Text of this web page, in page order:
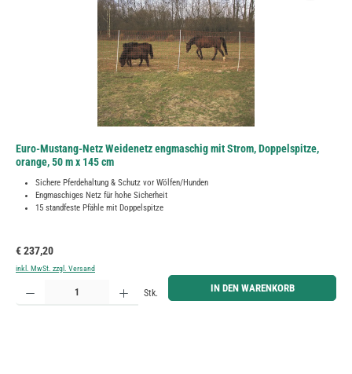
Euro-Mustang-Netz Weidenetz engmaschig mit Strom, Doppelspitze,
orange, 50 m x 145 cm
Sichere Pferdehaltung & Schutz vor Wölfen/Hunden
Engmaschiges Netz für hohe Sicherheit
15 standfeste Pfähle mit Doppelspitze
Regulärer Preis:
€ 237,20
inkl. MwSt. zzgl. Versand
Produkt Anzahl: Gib den gewünschten Wert ein oder benutze die Schaltflächen um die Anzahl zu
Stk. IN DEN WARENKORB